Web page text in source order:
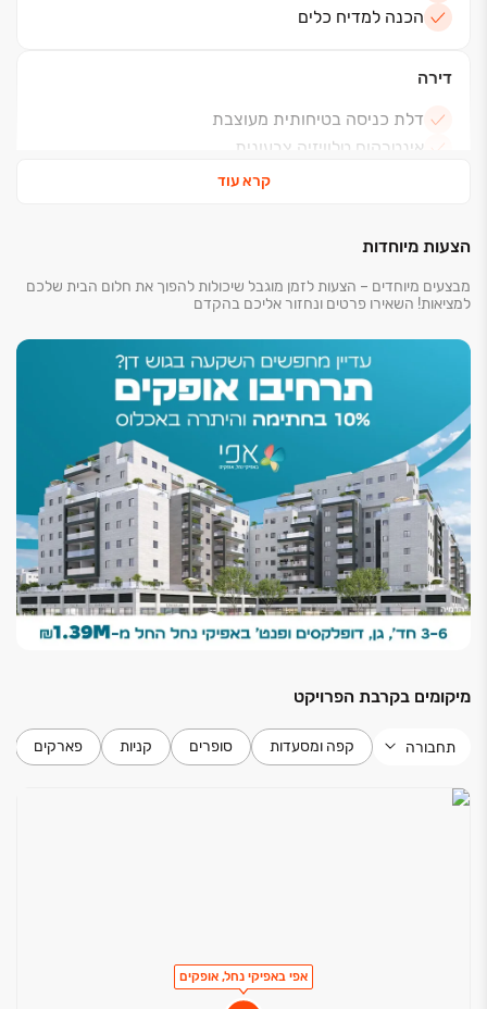
הכנה למדיח כלים
דירה
דלת כניסה בטיחותית מעוצבת
אינטרקום טלוויזיה צבעונית
נק' מים וגז במרפסת שמש
תריסים חשמליים בכל הדירה, למעט ממ"ד וחדרים
רטובים.
רשתות בכל הדירה למעט ממ"ד וחסרים רטובים.
בניין
לובי כניסה מעוצב
מועדון דיירים
חניה פרטית
חדרי שירותים ואמבטיה
אינטרפוץ 4 דרך
ארונות אמבטיה אינטגרליים מעוצבים במספר גוונים
חיפויים לחדרי רחצה עד גובה משקוף ו/או אריח שלם
במבחר גוונים
קרא עוד
הצעות מיוחדות
מבצעים מיוחדים – הצעות לזמן מוגבל שיכולות להפוך את חלום הבית שלכם
למציאות! השאירו פרטים ונחזור אליכם בהקדם
מיקומים בקרבת הפרויקט
תחבורה קפה ומסעדות סופרים קניות פארקים
אפי באפיקי נחל, אופקים